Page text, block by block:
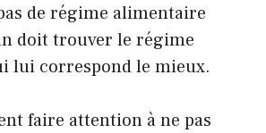
de régime alimentaire
doit trouver le régime
lui correspond le mieux.
faire attention à ne pas